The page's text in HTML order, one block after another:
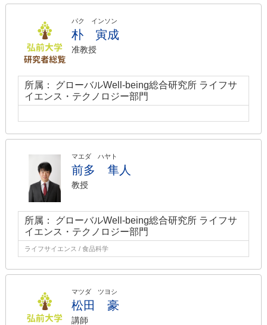
パク インソン
朴 寅成
准教授
所属： グローバルWell-being総合研究所 ライフサ
イエンス・テクノロジー部門
マエダ ハヤト
前多 隼人
教授
所属： グローバルWell-being総合研究所 ライフサ
イエンス・テクノロジー部門
ライフサイエンス / 食品科学
マツダ ツヨシ
松田 豪
講師